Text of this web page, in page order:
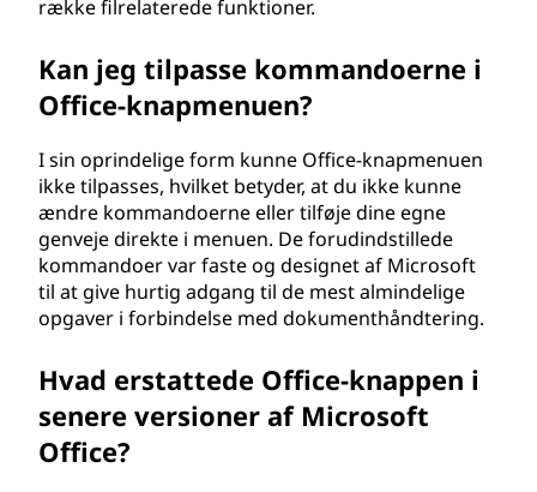
række filrelaterede funktioner.
Kan jeg tilpasse kommandoerne i
Office-knapmenuen?
I sin oprindelige form kunne Office-knapmenuen
ikke tilpasses, hvilket betyder, at du ikke kunne
ændre kommandoerne eller tilføje dine egne
genveje direkte i menuen. De forudindstillede
kommandoer var faste og designet af Microsoft
til at give hurtig adgang til de mest almindelige
opgaver i forbindelse med dokumenthåndtering.
Hvad erstattede Office-knappen i
senere versioner af Microsoft
Office?